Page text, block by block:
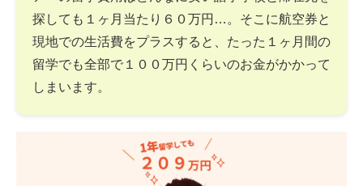
探しても１ヶ月当たり６０万円…。そこに航空券と
現地での生活費をプラスすると、たった１ヶ月間の
留学でも全部で１００万円くらいのお金がかかって
しまいます。